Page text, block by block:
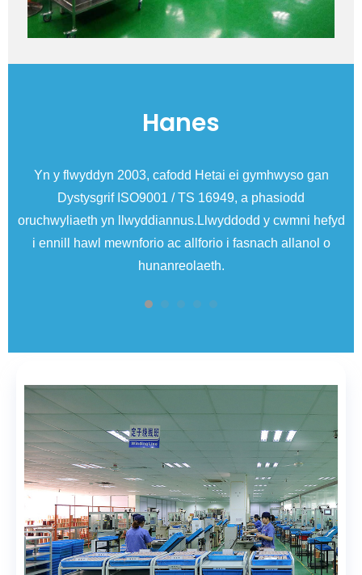
Hanes
Yn y flwyddyn 2003, cafodd Hetai ei gymhwyso gan
Dystysgrif ISO9001 / TS 16949, a phasiodd
oruchwyliaeth yn llwyddiannus.Llwyddodd y cwmni hefyd
i ennill hawl mewnforio ac allforio i fasnach allanol o
hunanreolaeth.